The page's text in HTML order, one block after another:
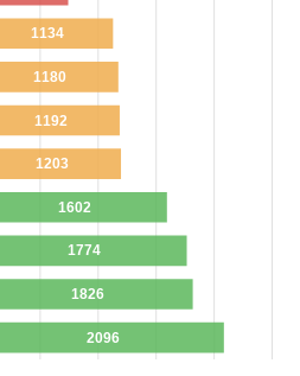
1134
1180
1192
1203
1602
1774
1826
2096